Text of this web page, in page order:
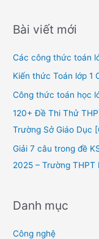
r
h
f
o
Bài viết mới
Các công thức toán
Kiến thức Toán lớp 1
Công thức toán học
120+ Đề Thi Thử
Trường Sở Giáo Dục
Giải 7 câu trong đề
2025 – Trường THPT
Danh mục
Công nghệ